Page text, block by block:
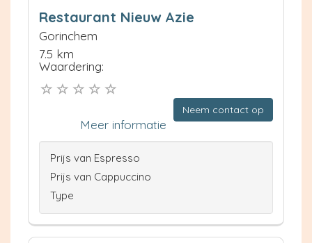
Restaurant Nieuw Azie
Gorinchem
7.5 km
Waardering:
Neem contact op
Meer informatie
Prijs van Espresso
Prijs van Cappuccino
Type